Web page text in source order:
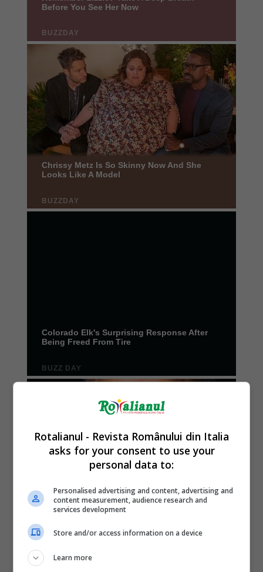
Rotalianul - Revista Românului din Italia
asks for your consent to use your
personal data to:
Personalised advertising and content, advertising and
content measurement, audience research and
services development
Store and/or access information on a device
Learn more